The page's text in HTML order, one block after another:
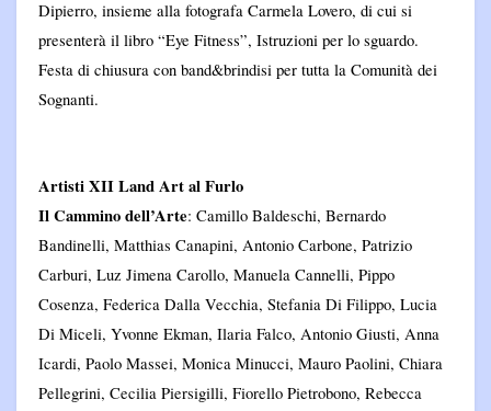
Dipierro, insieme alla fotografa Carmela Lovero, di cui si
presenterà il libro “Eye Fitness”, Istruzioni per lo sguardo.
Festa di chiusura con band&brindisi per tutta la Comunità dei
Sognanti.
Artisti XII Land Art al Furlo
Il Cammino dell’Arte: Camillo Baldeschi, Bernardo
Bandinelli, Matthias Canapini, Antonio Carbone, Patrizio
Carburi, Luz Jimena Carollo, Manuela Cannelli, Pippo
Cosenza, Federica Dalla Vecchia, Stefania Di Filippo, Lucia
Di Miceli, Yvonne Ekman, Ilaria Falco, Antonio Giusti, Anna
Icardi, Paolo Massei, Monica Minucci, Mauro Paolini, Chiara
Pellegrini, Cecilia Piersigilli, Fiorello Pietrobono, Rebecca